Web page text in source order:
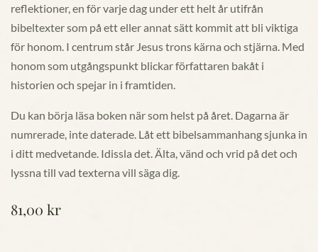
reflektioner, en för varje dag under ett helt år utifrån
bibeltexter som på ett eller annat sätt kommit att bli viktiga
för honom. I centrum står Jesus trons kärna och stjärna. Med
honom som utgångspunkt blickar författaren bakåt i
historien och spejar in i framtiden.
Du kan börja läsa boken när som helst på året. Dagarna är
numrerade, inte daterade. Låt ett bibelsammanhang sjunka in
i ditt medvetande. Idissla det. Älta, vänd och vrid på det och
lyssna till vad texterna vill säga dig.
81,00 kr